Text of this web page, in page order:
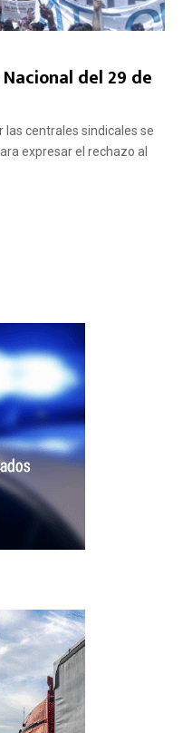
del 29 de
centrales sindicales se
expresar el rechazo al